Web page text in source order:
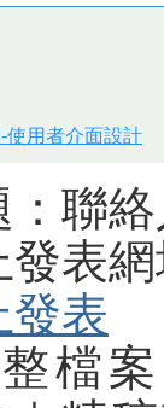
使用者介面設計
：聯
表
發表
檔